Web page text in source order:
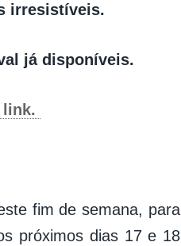
irresistíveis.
já disponíveis.
link.
fim de semana, para
próximos dias 17 e 18